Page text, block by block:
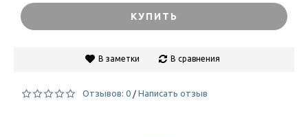
КУПИТЬ
В заметки В сравнения
Отзывов: 0 / Написать отзыв